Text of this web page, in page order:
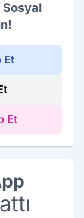
Sosyal
Et
Et